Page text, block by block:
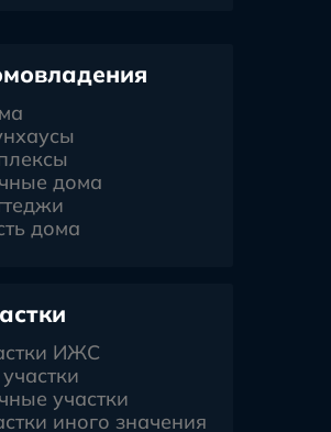
дома
дома
ИЖС
участки
иного значения